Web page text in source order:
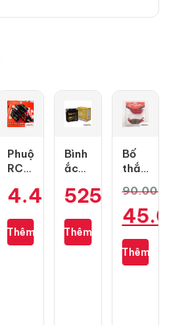
Phuộc
RCB
Pro
Air
Blade
4.400.000₫
Thêm
Bình
ắc
GS
H
525.000₫
Thêm
Bố
thắng
RCB
trước
1 pis
cho
Exciter
135
90.000
Giá
gốc
là:
Giá
hiện
Thêm